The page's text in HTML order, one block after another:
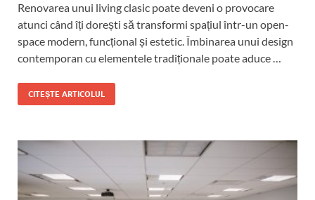
Renovarea unui living clasic poate deveni o provocare
atunci când îți dorești să transformi spațiul într-un open-
space modern, funcțional și estetic. Îmbinarea unui design
contemporan cu elementele tradiționale poate aduce …
CITEȘTE ARTICOLUL